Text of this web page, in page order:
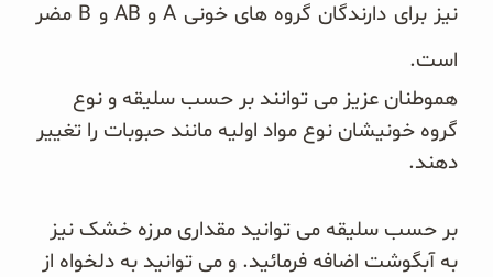
نیز برای دارندگان گروه های خونی A و AB و B مضر
است.
هموطنان عزیز می توانند بر حسب سلیقه و نوع
گروه خونیشان نوع مواد اولیه مانند حبوبات را تغییر
دهند.
بر حسب سلیقه می توانید مقداری مرزه خشک نیز
به آبگوشت اضافه فرمائید. و می توانید به دلخواه از